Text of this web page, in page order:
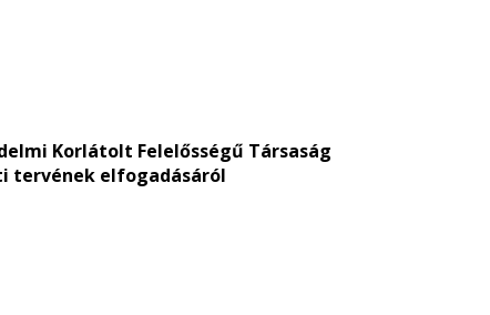
Korlátolt Felelősségű Társaság
tervének elfogadásáról